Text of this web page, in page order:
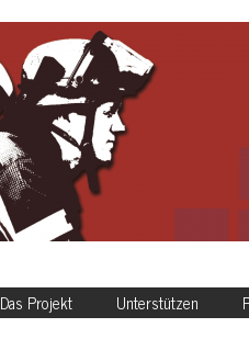
Das Projekt Unterstützen